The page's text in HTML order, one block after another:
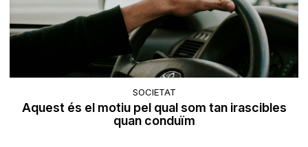
SOCIETAT
Aquest és el motiu pel qual som tan irascibles
quan conduïm